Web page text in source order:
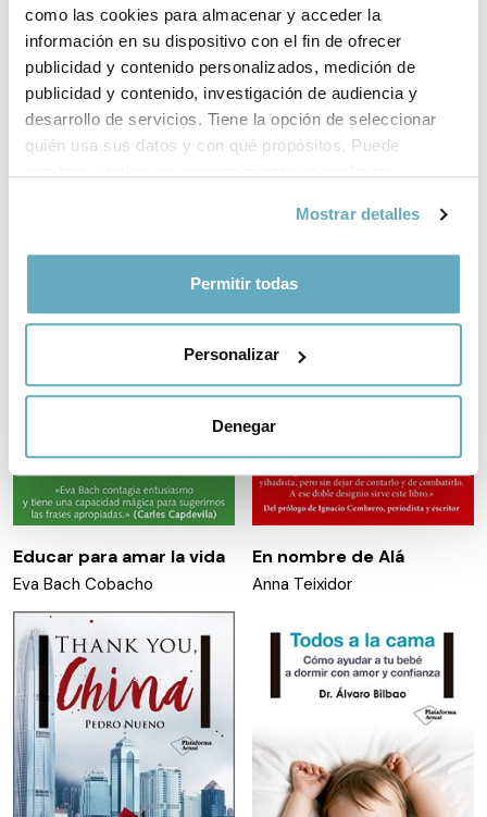
como las cookies para almacenar y acceder la
información en su dispositivo con el fin de ofrecer
publicidad y contenido personalizados, medición de
publicidad y contenido, investigación de audiencia y
desarrollo de servicios. Tiene la opción de seleccionar
quién usa sus datos y con qué propósitos. Puede
Si lo permite, también quisiéramos:
geográfica que puede tener una precisión de varios
Identificar su dispositivo analizándolo activamente
datos personales y establezca sus preferencias en la
sección de datos. Puede cambiar o retirar su
consentimiento en cualquier momento en la Declaración
de cookies.
Las cookies de este sitio web se usan para personalizar
el contenido y los anuncios, ofrecer funciones de redes
sociales y analizar el tráfico. Además, compartimos
información sobre el uso que haga del sitio web con
nuestros partners de redes sociales, publicidad y análisis
web, quienes pueden combinarla con otra información
que les haya proporcionado o que hayan recopilado a
partir del uso que haya hecho de sus servicios.
Mostrar detalles
Permitir todas
Personalizar
Denegar
La próxima frontera
Albert Figueras
Somos naturaleza
Katia Hueso
Educar para amar la vida
Eva Bach Cobacho
En nombre de Alá
Anna Teixidor